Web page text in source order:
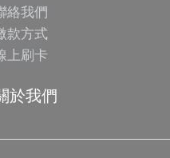
絡我們
款方式
上刷卡
於我們